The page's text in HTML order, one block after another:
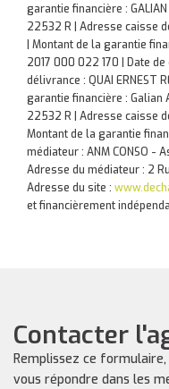
garantie financière :
22532 R | Adresse caisse
| Montant de la garantie
2017 000 022 170 | Date
délivrance : QUAI ERNEST
garantie financière : Galian
22532 R | Adresse caisse
Montant de la garantie
médiateur : ANM CONSO -
Adresse du médiateur : 2
Adresse du site :
et financièrement
Contacter
Remplissez ce
vous répondre dans les